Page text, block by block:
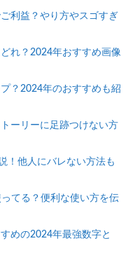
利益？やり方やスゴすぎ
れ？2024年おすすめ画像
？2024年のおすすめも紹
ーリーに足跡つけない方
！他人にバレない方法も
てる？便利な使い方を伝
めの2024年最強数字と